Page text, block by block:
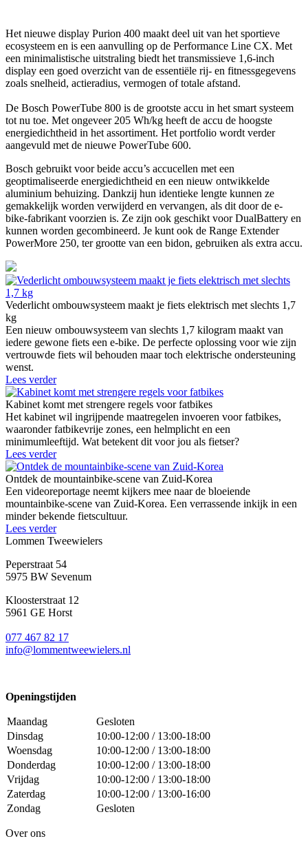
Het nieuwe display Purion 400 maakt deel uit van het sportieve
ecosysteem en is een aanvulling op de Performance Line CX. Met
een minimalistische uitstraling biedt het transmissieve 1,6-inch
display een goed overzicht van de essentiële rij- en fitnessgegevens
zoals snelheid, actieradius, vermogen of totale afstand.
De Bosch PowerTube 800 is de grootste accu in het smart systeem
tot nu toe. Met ongeveer 205 Wh/kg heeft de accu de hoogste
energiedichtheid in het assortiment. Het portfolio wordt verder
aangevuld met de nieuwe PowerTube 600.
Bosch gebruikt voor beide accu’s accucellen met een
geoptimaliseerde energiedichtheid en een nieuw ontwikkelde
aluminium behuizing. Dankzij hun identieke lengte kunnen ze
gemakkelijk worden verwijderd en vervangen, als dit door de e-
bike-fabrikant voorzien is. Ze zijn ook geschikt voor DualBattery en
kunnen worden gecombineerd. Je kunt ook de Range Extender
PowerMore 250, ter grootte van een bidon, gebruiken als extra accu.
Vederlicht ombouwsysteem maakt je fiets elektrisch met slechts 1,7
kg
Een nieuw ombouwsysteem van slechts 1,7 kilogram maakt van
iedere gewone fiets een e-bike. De perfecte oplossing voor wie zijn
vertrouwde fiets wil behouden maar toch elektrische ondersteuning
wenst.
Lees verder
Kabinet komt met strengere regels voor fatbikes
Het kabinet wil ingrijpende maatregelen invoeren voor fatbikes,
waaronder fatbikevrije zones, een helmplicht en een
minimumleeftijd. Wat betekent dit voor jou als fietser?
Lees verder
Ontdek de mountainbike-scene van Zuid-Korea
Een videoreportage neemt kijkers mee naar de bloeiende
mountainbike-scene van Zuid-Korea. Een verrassende inkijk in een
minder bekende fietscultuur.
Lees verder
Lommen Tweewielers
Peperstraat 54
5975 BW Sevenum
Kloosterstraat 12
5961 GE Horst
077 467 82 17
info@lommentweewielers.nl
Openingstijden
Maandag
Gesloten
Dinsdag
10:00-12:00 / 13:00-18:00
Woensdag
10:00-12:00 / 13:00-18:00
Donderdag
10:00-12:00 / 13:00-18:00
Vrijdag
10:00-12:00 / 13:00-18:00
Zaterdag
10:00-12:00 / 13:00-16:00
Zondag
Gesloten
Over ons